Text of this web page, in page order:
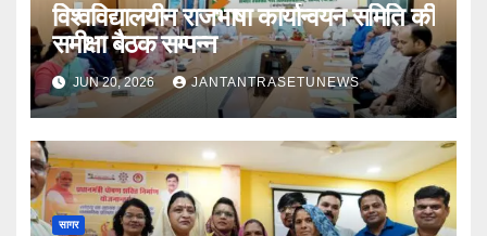
विश्वविद्यालयीन राजभाषा कार्यान्वयन समिति की
समीक्षा बैठक सम्पन्न
JUN 20, 2026 JANTANTRASETUNEWS
सागर